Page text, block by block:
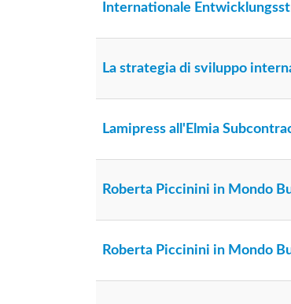
Internationale
La strategia di sviluppo
Lamipress all'Elmia
Roberta Piccinini in Mondo
Roberta Piccinini in Mondo